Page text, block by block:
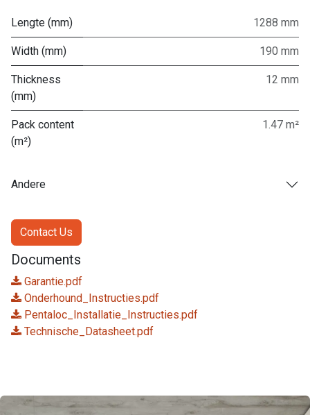
Lengte (mm) 1288 mm
Width (mm) 190 mm
Thickness
(mm)
12 mm
Pack content
(m²)
1.47 m²
Andere
Contact Us
Documents
Garantie.pdf
Onderhound_Instructies.pdf
Pentaloc_Installatie_Instructies.pdf
Technische_Datasheet.pdf